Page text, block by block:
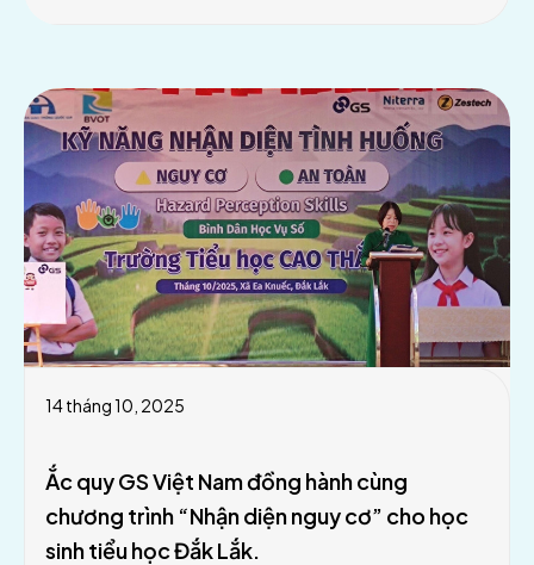
14 tháng 10, 2025
Ắc quy GS Việt Nam đồng hành cùng
chương trình “Nhận diện nguy cơ” cho học
sinh tiểu học Đắk Lắk.